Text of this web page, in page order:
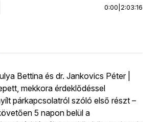
0:00 2:03:16
Bettina és dr. Jankovics Péter |
mekkora érdeklődéssel
párkapcsolatról szóló első részt –
5 napon belül a